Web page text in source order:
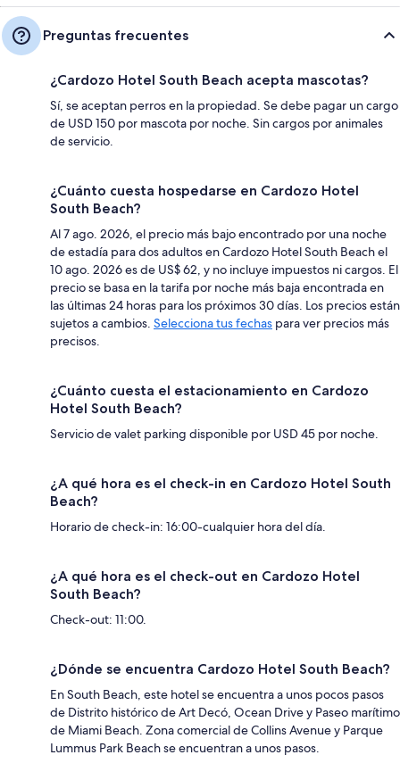
Preguntas frecuentes
¿Cardozo Hotel South Beach acepta mascotas?
Sí, se aceptan perros en la propiedad. Se debe pagar un cargo
de USD 150 por mascota por noche. Sin cargos por animales
de servicio.
¿Cuánto cuesta hospedarse en Cardozo Hotel
South Beach?
Al 7 ago. 2026, el precio más bajo encontrado por una noche
de estadía para dos adultos en Cardozo Hotel South Beach el
10 ago. 2026 es de US$ 62, y no incluye impuestos ni cargos. El
precio se basa en la tarifa por noche más baja encontrada en
las últimas 24 horas para los próximos 30 días. Los precios están
sujetos a cambios. Selecciona tus fechas para ver precios más
precisos.
¿Cuánto cuesta el estacionamiento en Cardozo
Hotel South Beach?
Servicio de valet parking disponible por USD 45 por noche.
¿A qué hora es el check-in en Cardozo Hotel South
Beach?
Horario de check-in: 16:00-cualquier hora del día.
¿A qué hora es el check-out en Cardozo Hotel
South Beach?
Check-out: 11:00.
¿Dónde se encuentra Cardozo Hotel South Beach?
En South Beach, este hotel se encuentra a unos pocos pasos
de Distrito histórico de Art Decó, Ocean Drive y Paseo marítimo
de Miami Beach. Zona comercial de Collins Avenue y Parque
Lummus Park Beach se encuentran a unos pasos.